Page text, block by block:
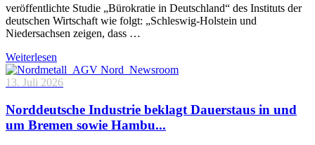
veröffentlichte Studie „Bürokratie in Deutschland“ des Instituts der
deutschen Wirtschaft wie folgt: „Schleswig-Holstein und
Niedersachsen zeigen, dass …
Weiterlesen
13. Juli 2026
Norddeutsche Industrie beklagt Dauerstaus in und
um Bremen sowie Hambu...